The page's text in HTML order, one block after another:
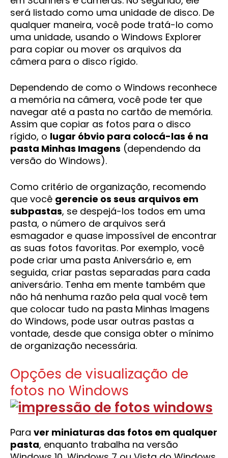
será listado como uma unidade de disco. De
qualquer maneira, você pode tratá-lo como
uma unidade, usando o Windows Explorer
para copiar ou mover os arquivos da
câmera para o disco rígido.
Dependendo de como o Windows reconhece
a memória na câmera, você pode ter que
navegar até a pasta no cartão de memória.
Assim que copiar as fotos para o disco
rígido, o lugar óbvio para colocá-las é na
pasta Minhas Imagens (dependendo da
versão do Windows).
Como critério de organização, recomendo
que você gerencie os seus arquivos em
subpastas, se despejá-los todos em uma
pasta, o número de arquivos será
esmagador e quase impossível de encontrar
as suas fotos favoritas. Por exemplo, você
pode criar uma pasta Aniversário e, em
seguida, criar pastas separadas para cada
aniversário. Tenha em mente também que
não há nenhuma razão pela qual você tem
que colocar tudo na pasta Minhas Imagens
do Windows, pode usar outras pastas a
vontade, desde que consiga obter o mínimo
de organização necessária.
Opções de visualização de
fotos no Windows
Para ver miniaturas das fotos em qualquer
pasta, enquanto trabalha na versão